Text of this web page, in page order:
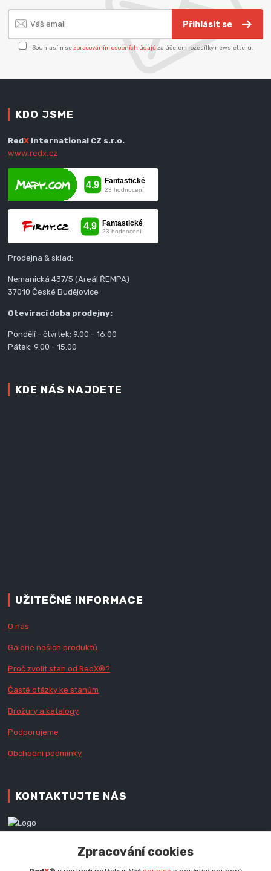
Přihlásit se
Souhlasím sezpracováním osobních údajů za účelem rozesílky newsletteru.
KDO JSME
RedX International CZ s.r.o.
www.redx.cz
Prodejna & sklad:
Nemanická 437/5 (Areál ŘEMPA)
37010 České Budějovice
Otevírací doba prodejny:
Pondělí - čtvrtek: 9.00 - 16.00
Pátek: 9.00 - 15.00
KDE NÁS NAJDETE
UŽITEČNÉ INFORMACE
O nás
Galerie našich produktů
Proč zvolit stan od RedX®?
Časté otázky ke stanům
Brožury a katalogy
Podporujeme
Obchodní podmínky
KONTAKTUJTE NÁS
+420 777 979 111Zpracování cookies